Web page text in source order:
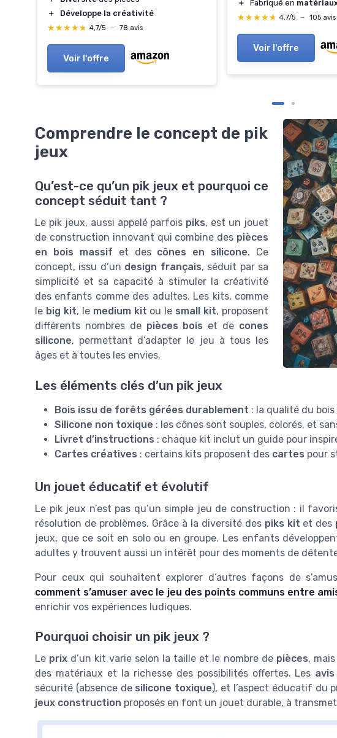
＋
Développe la créativité
★★★★★
★★★★★ 4,7/5 — 78 avis
Voir l'offre
＋
Fabriqué en
★★★★★
★★★★★ 4,7/5 — 105 avis
Voir l'offre
Comprendre le concept de pik
jeux
Qu’est-ce qu’un pik jeux et pourquoi ce
concept séduit tant ?
Le pik jeux, aussi appelé parfois piks, est un jouet
de construction innovant qui combine des pièces
en bois massif et des cônes en silicone. Ce
concept, issu d’un design français, séduit par sa
simplicité et sa capacité à stimuler la créativité
des enfants comme des adultes. Les kits, comme
le big kit, le medium kit ou le small kit, proposent
différents nombres de pièces bois et de cones
silicone, permettant d’adapter le jeu à tous les
âges et à toutes les envies.
Les éléments clés d’un pik jeux
Bois issu de forêts gérées durablement : la qualité du
Silicone non toxique : les cônes sont souples, colorés, et
Livret d’instructions : chaque kit inclut un guide pour
Cartes créatives : certains kits proposent des cartes pour
Un jouet éducatif et évolutif
Le pik jeux n’est pas qu’un simple jeu de construction : il
résolution de problèmes. Grâce à la diversité des piks kit et des
jeux, que ce soit en solo ou en groupe. Les enfants
adultes y trouvent aussi un intérêt pour des moments de
Pour ceux qui souhaitent explorer d’autres façons de
comment s’amuser avec le jeu des points communs entre
enrichir vos expériences ludiques.
Pourquoi choisir un pik jeux ?
Le prix d’un kit varie selon la taille et le nombre de pièces,
des matériaux et la richesse des possibilités offertes. Les avis
sécurité (absence de silicone toxique), et l’aspect éducatif du
jeux construction proposés en font un jouet durable, à